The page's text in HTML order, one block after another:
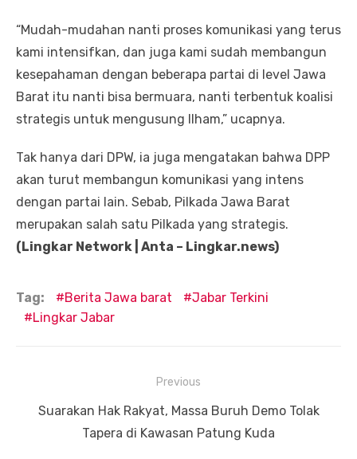
“Mudah-mudahan nanti proses komunikasi yang terus
kami intensifkan, dan juga kami sudah membangun
kesepahaman dengan beberapa partai di level Jawa
Barat itu nanti bisa bermuara, nanti terbentuk koalisi
strategis untuk mengusung Ilham,” ucapnya.
Tak hanya dari DPW, ia juga mengatakan bahwa DPP
akan turut membangun komunikasi yang intens
dengan partai lain. Sebab, Pilkada Jawa Barat
merupakan salah satu Pilkada yang strategis.
(Lingkar Network | Anta – Lingkar.news)
Tag: Berita Jawa barat
Jabar Terkini
Lingkar Jabar
pos
Previous
Previous
Suarakan Hak Rakyat, Massa Buruh Demo Tolak
Tapera di Kawasan Patung Kuda